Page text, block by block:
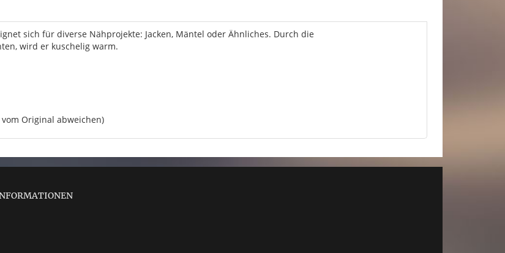
sich für diverse Nähprojekte: Jacken, Mäntel oder Ähnliches. Durch die
wird er kuschelig warm.
Original abweichen)